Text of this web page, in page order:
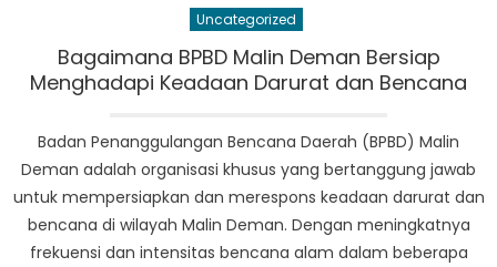
BPBD
Air
dalam
Uncategorized
Bagaimana BPBD Malin Deman Bersiap
Menghadapi Keadaan Darurat dan Bencana
Badan Penanggulangan Bencana Daerah (BPBD) Malin
Deman adalah organisasi khusus yang bertanggung jawab
untuk mempersiapkan dan merespons keadaan darurat dan
bencana di wilayah Malin Deman. Dengan meningkatnya
frekuensi dan intensitas bencana alam dalam beberapa